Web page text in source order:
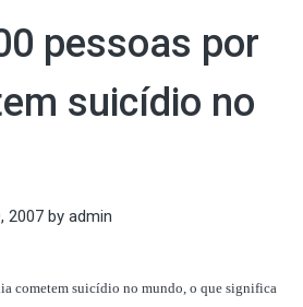
pessoas por
suicídio no
2007 by admin
cometem suicídio no mundo, o que significa